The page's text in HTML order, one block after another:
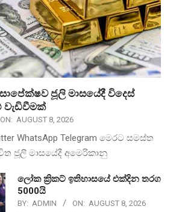
ජූලි මාසයේදී විදෙස්
වැඩිවීමක්
ON: AUGUST 8, 2026
WhatsApp Telegram මෙරට සමස්ත
ජූලි මාසයේදී අමෙරිකානු
ලෝක ක්‍රිකට් ඉතිහාසයේ එක්දින තරග
5000යි
BY: ADMIN ON: AUGUST 8, 2026